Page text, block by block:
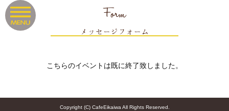
Form
メッセージフォーム
こちらのイベントは既に終了致しました。
Copyright (C) CafeEikaiwa All Rights Reserved.